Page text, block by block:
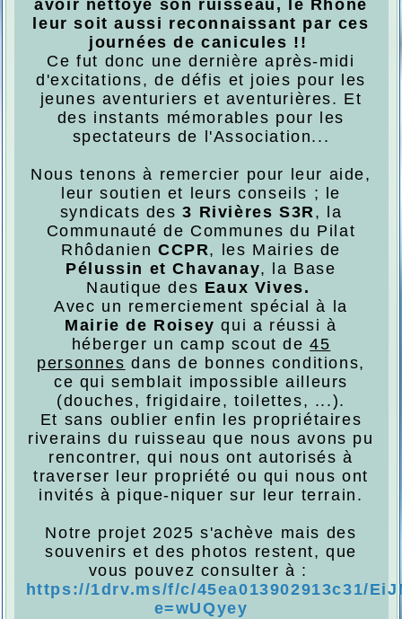
avoir nettoyé son ruisseau, le Rhône
leur soit aussi reconnaissant par ces
journées de canicules !!
Ce fut donc une dernière après-midi
d'excitations, de défis et joies pour les
jeunes aventuriers et aventurières. Et
des instants mémorables pour les
spectateurs de l'Association...
Nous tenons à remercier pour leur aide,
leur soutien et leurs conseils ; le
syndicats des 3 Rivières S3R, la
Communauté de Communes du Pilat
Rhôdanien CCPR, les Mairies de
Pélussin et Chavanay, la Base
Nautique des Eaux Vives.
Avec un remerciement spécial à la
Mairie de Roisey qui a réussi à
héberger un camp scout de45
personnes dans de bonnes conditions,
ce qui semblait impossible ailleurs
(douches, frigidaire, toilettes, ...).
Et sans oublier enfin les propriétaires
riverains du ruisseau que nous avons pu
rencontrer, qui nous ont autorisés à
traverser leur propriété ou qui nous ont
invités à pique-niquer sur leur terrain.
Notre projet 2025 s'achève mais des
souvenirs et des photos restent, que
vous pouvez consulter à :
https://1drv.ms/f/c/45ea013902913c31/
e=wUQyey